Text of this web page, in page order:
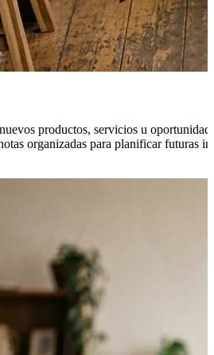
productos, servicios u
organizadas para planificar futuras